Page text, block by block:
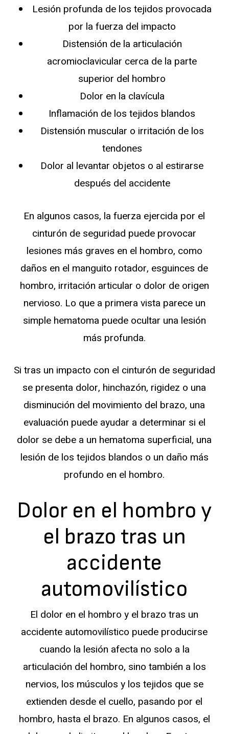
Lesión profunda de los tejidos provocada
por la fuerza del impacto
Distensión de la articulación
acromioclavicular cerca de la parte
superior del hombro
Dolor en la clavícula
Inflamación de los tejidos blandos
Distensión muscular o irritación de los
tendones
Dolor al levantar objetos o al estirarse
después del accidente
En algunos casos, la fuerza ejercida por el
cinturón de seguridad puede provocar
lesiones más graves en el hombro, como
daños en el manguito rotador, esguinces de
hombro, irritación articular o dolor de origen
nervioso. Lo que a primera vista parece un
simple hematoma puede ocultar una lesión
más profunda.
Si tras un impacto con el cinturón de seguridad
se presenta dolor, hinchazón, rigidez o una
disminución del movimiento del brazo, una
evaluación puede ayudar a determinar si el
dolor se debe a un hematoma superficial, una
lesión de los tejidos blandos o un daño más
profundo en el hombro.
Dolor en el hombro y
el brazo tras un
accidente
automovilístico
El dolor en el hombro y el brazo tras un
accidente automovilístico puede producirse
cuando la lesión afecta no solo a la
articulación del hombro, sino también a los
nervios, los músculos y los tejidos que se
extienden desde el cuello, pasando por el
hombro, hasta el brazo. En algunos casos, el